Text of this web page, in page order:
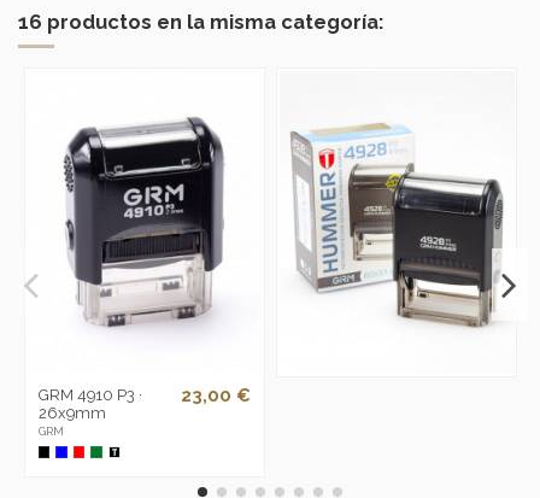
16 productos en la misma categoría:
GRM 4910 P3 ·
26x9mm
GRM
23,00 €